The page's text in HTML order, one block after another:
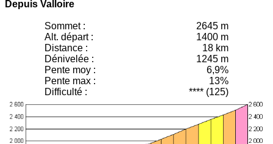
Depuis Valloire
Sommet :
Alt. départ :
Distance :
Dénivelée :
2645 m
1400 m
18 km
1245 m
Pente moy:
Pente max :
Difficulté :
6,9%
13%
**** (125)